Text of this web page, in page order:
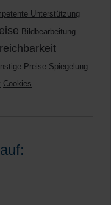
Unterstützung
Bildbearbeitung
Preise Spiegelung
Cookies